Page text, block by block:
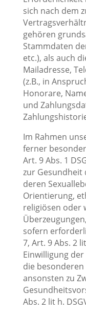
sich nach dem
gehören
Stammdaten
etc.), als auch
Mailadresse,
(z.B., in
Honorare,
und
Im Rahmen
ferner
Art. 9 Abs. 1
zur Gesundheit
deren
Orientierung,
religiösen oder
sofern
7, Art. 9 Abs. 2
Einwilligung
die
ansonsten zu
Abs. 2 lit h.